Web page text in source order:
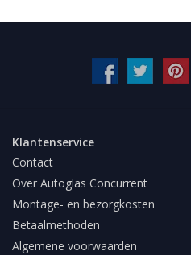
Klantenservice
Contact
Over Autoglas Concurrent
Montage- en bezorgkosten
Betaalmethoden
Algemene voorwaarden